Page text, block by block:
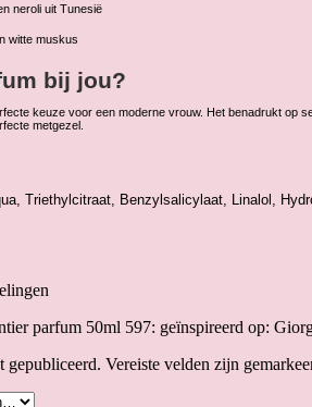
neroli uit Tunesië
witte muskus
bij jou?
keuze voor een moderne vrouw. Het benadrukt op
metgezel.
Triethylcitraat, Benzylsalicylaat, Linalol,
parfum 50ml 597: geïnspireerd op:
gepubliceerd. Vereiste velden zijn